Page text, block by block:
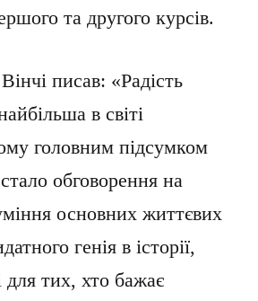
та другого курсів.
писав: «Радість
в світі
головним підсумком
обговорення на
основних життєвих
генія в історії,
для тих, хто бажає